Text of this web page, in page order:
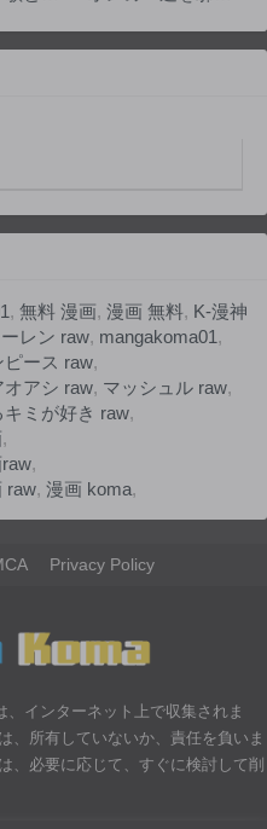
, 無料 漫画, 漫画 無料, K-漫神
レン raw, mangakoma01 ,
ピース raw,
オアシ raw, マッシュル raw,
ミが好き raw,
,
,
raw, 漫画 koma,
Privacy Policy
インターネット上で収集されま
、所有していないか、責任を負いま
、必要に応じて、すぐに検討して削